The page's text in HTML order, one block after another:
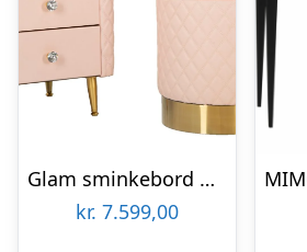
Glam sminkebord med skammel i træ, mdf, metal – 120x40x75, 36×39 cm
kr. 7.599,00